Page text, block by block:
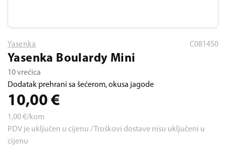
Yasenka C081450
Yasenka Boulardy Mini
10 vrećica
Dodatak prehrani sa šećerom, okusa jagode
10,00 €
1,00€/kom
PDV je uključen u cijenu / Troškovi dostave nisu uključeni u
cijenu